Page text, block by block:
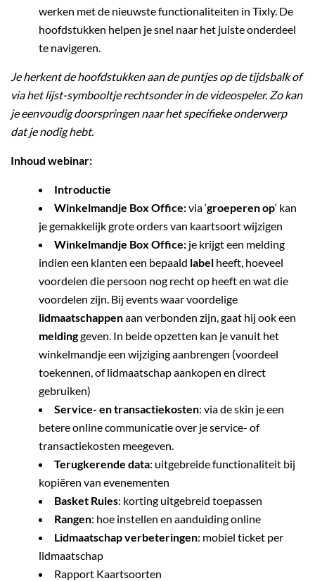
werken met de nieuwste functionaliteiten in Tixly. De
hoofdstukken helpen je snel naar het juiste onderdeel
te navigeren.
Je herkent de hoofdstukken aan de puntjes op de tijdsbalk of
via het lijst-symbooltje rechtsonder in de videospeler. Zo kan
je eenvoudig doorspringen naar het specifieke onderwerp
dat je nodig hebt.
Inhoud webinar:
Introductie
Winkelmandje Box Office:via ‘groeperen op‘ kan
je gemakkelijk grote orders van kaartsoort wijzigen
Winkelmandje Box Office: je krijgt een melding
indien een klanten een bepaald label heeft, hoeveel
voordelen die persoon nog recht op heeft en wat die
voordelen zijn. Bij events waar voordelige
lidmaatschappenaan verbonden zijn, gaat hij ook een
meldinggeven. In beide opzetten kan je vanuit het
winkelmandje een wijziging aanbrengen (voordeel
toekennen, of lidmaatschap aankopen en direct
gebruiken)
Service- en transactiekosten: via de skin je een
betere online communicatie over je service- of
transactiekosten meegeven.
Terugkerende data: uitgebreide functionaliteit bij
kopiëren van evenementen
Basket Rules: korting uitgebreid toepassen
Rangen: hoe instellen en aanduiding online
Lidmaatschap verbeteringen: mobiel ticket per
lidmaatschap
Rapport Kaartsoorten